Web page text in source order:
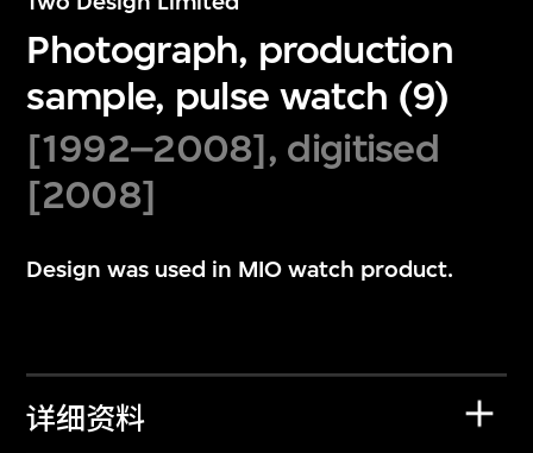
Photograph, production
sample, pulse watch (9)
[1992–2008], digitised
[2008]
Design was used in MIO watch product.
详细资料